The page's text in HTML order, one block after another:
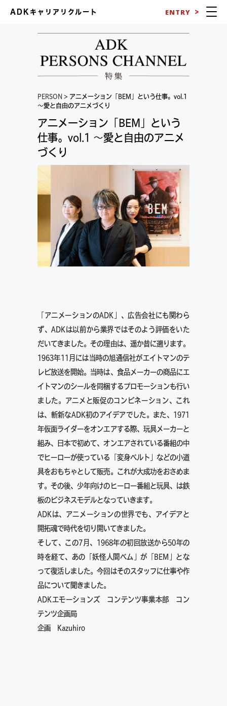
ADKキャリアリクルート ENTRY
PERSON > アニメーション「BEM」という仕事。vol.1
～愛と自由のアニメづくり
アニメーション「BEM」という
仕事。vol.1 ～愛と自由のアニメ
づくり
「アニメーションのADK」、広告会社にも関わら
ず、ADKは以前から業界ではそのよう評価をいた
だいてきました。その理由は、遥か昔に遡ります。
1963年11月には当時の旭通信社がエイトマンのテ
レビ放送を開始。当時は、食品メーカーの商品にエ
イトマンのシールを同梱するプロモーションも行い
ました。アニメと販促のコンビネーション、これ
は、斬新なADK初のアイデアでした。また、1971
年仮面ライダーをオンエアする際、玩具メーカーと
組み、日本で初めて、オンエアされている番組の中
でヒーローが使っている「変身ベルト」などの小道
具をおもちゃとして販売。これが大成功をおさめま
す。その後、少年向けのヒーロー番組と玩具、は鉄
板のビジネスモデルとなっていきます。
ADKは、アニメーションの世界でも、アイデアと
開拓魂で時代を切り開いてきました。
そして、この7月、1968年の初回放送から50年の
時を経て、あの「妖怪人間ベム」が「BEM」とな
って復活しました。今回はそのスタッフに仕事や作
品について聞きました。
ADKエモーションズ コンテンツ事業本部 コン
テンツ企画局
企画 Kazuhiro